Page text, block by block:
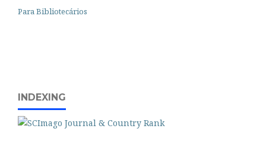
Para Bibliotecários
INDEXING